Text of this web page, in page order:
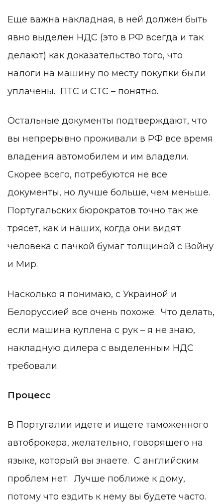
Еще важна накладная, в ней должен быть
явно выделен НДС (это в РФ всегда и так
делают) как доказательство того, что
налоги на машину по месту покупки были
уплачены. ПТС и СТС – понятно.
Остальные документы подтверждают, что
вы непрерывно проживали в РФ все время
владения автомобилем и им владели.
Скорее всего, потребуются не все
документы, но лучше больше, чем меньше.
Португальских бюрократов точно так же
трясет, как и наших, когда они видят
человека с пачкой бумаг толщиной с Войну
и Мир.
Насколько я понимаю, с Украиной и
Белоруссией все очень похоже. Что делать,
если машина куплена с рук – я не знаю,
накладную дилера с выделенным НДС
требовали.
Процесс
В Португалии идете и ищете таможенного
автоброкера, желательно, говорящего на
языке, который вы знаете. С английским
проблем нет. Лучше поближе к дому,
потому что ездить к нему вы будете часто.